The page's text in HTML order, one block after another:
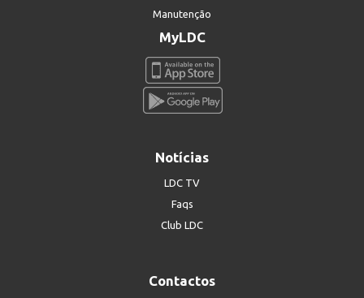
Manutenção
MyLDC
Notícias
LDC TV
Faqs
Club LDC
Contactos